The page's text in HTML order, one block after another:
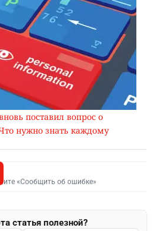
поставил вопрос о
нужно знать каждому
«Сообщить об ошибке»
статья полезной?